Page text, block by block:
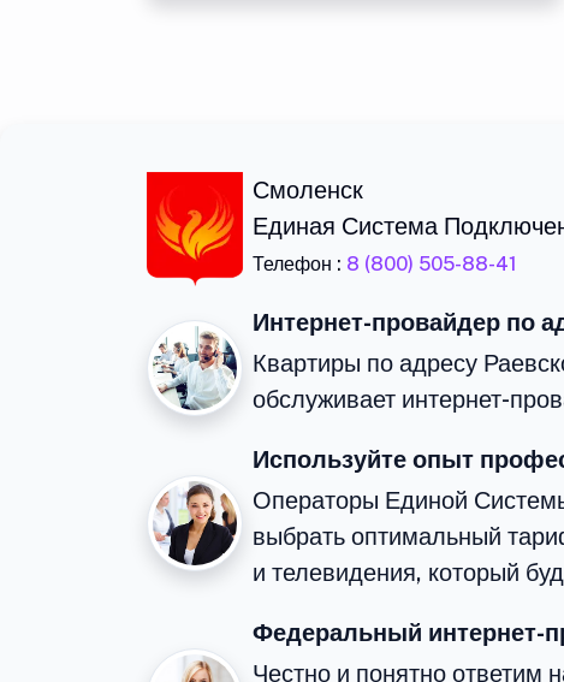
Смоленск
Единая Система
Телефон : 8 (800) 505-88-41
Интернет-провайдер по
Квартиры по адресу
обслуживает интернет-
Используйте опыт
Операторы Единой
выбрать оптимальный
и телевидения, который
Федеральный интернет-
Честно и понятно ответим